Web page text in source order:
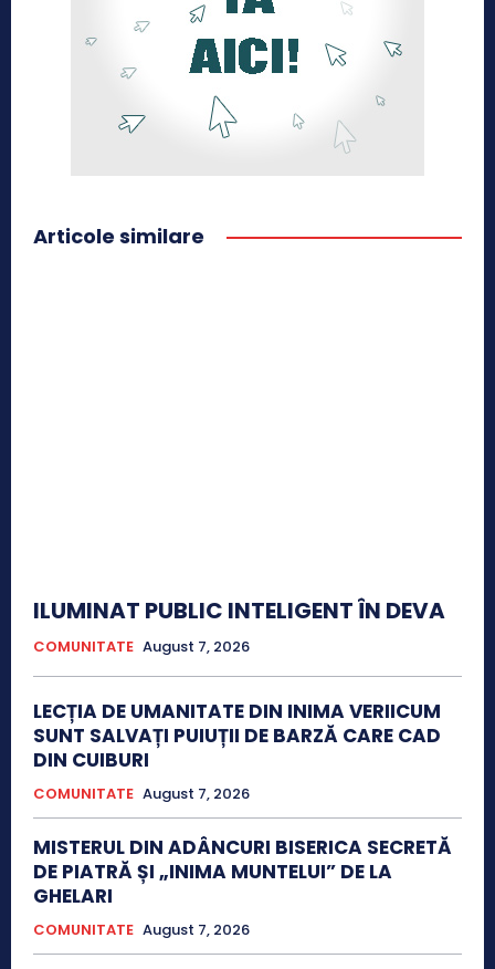
Articole similare
ILUMINAT PUBLIC INTELIGENT ÎN DEVA
COMUNITATE August 7, 2026
LECȚIA DE UMANITATE DIN INIMA VERIICUM
SUNT SALVAȚI PUIUȚII DE BARZĂ CARE CAD
DIN CUIBURI
COMUNITATE August 7, 2026
MISTERUL DIN ADÂNCURI BISERICA SECRETĂ
DE PIATRĂ ȘI „INIMA MUNTELUI” DE LA
GHELARI
COMUNITATE August 7, 2026